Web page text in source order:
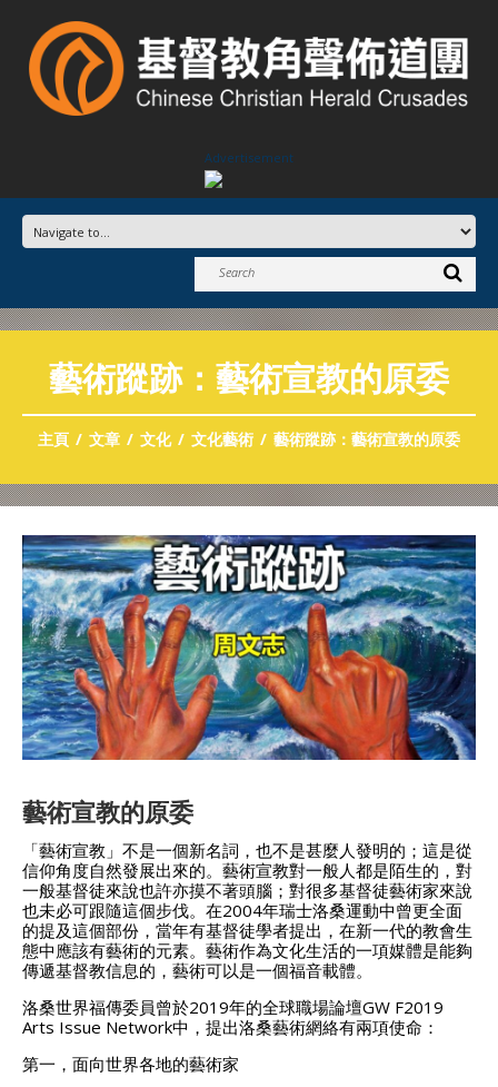
Advertisement
藝術蹤跡：藝術宣教的原委
主頁 文章 文化 文化藝術 藝術蹤跡：藝術宣教的原委
藝術宣教的原委
「藝術宣教」不是一個新名詞，也不是甚麼人發明的；這是從
信仰角度自然發展出來的。藝術宣教對一般人都是陌生的，對
一般基督徒來說也許亦摸不著頭腦；對很多基督徒藝術家來說
也未必可跟隨這個步伐。在2004年瑞士洛桑運動中曾更全面
的提及這個部份，當年有基督徒學者提出，在新一代的教會生
態中應該有藝術的元素。藝術作為文化生活的一項媒體是能夠
傳遞基督教信息的，藝術可以是一個福音載體。
洛桑世界福傳委員曾於2019年的全球職場論壇GW F2019
Arts Issue Network中，提出洛桑藝術網絡有兩項使命：
第一，面向世界各地的藝術家